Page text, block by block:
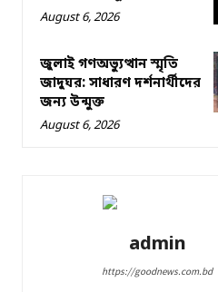
August 6, 2026
জুলাই গণঅভ্যুত্থান স্মৃতি
জাদুঘর: সাধারণ দর্শনার্থীদের
জন্য উন্মুক্ত
August 6, 2026
admin
https://goodnews.com.bd